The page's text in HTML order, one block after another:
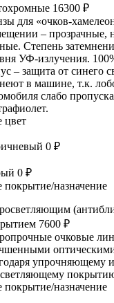
16300 ₽
для «очков-
– прозрачные,
Степень
УФ-излучения.
– защита от синего
в машине, т.к.
слабо
цвет
0 ₽
0 ₽
покрытие/назначение
7600 ₽
очковые
упрочняющему и
покрытие/назначение